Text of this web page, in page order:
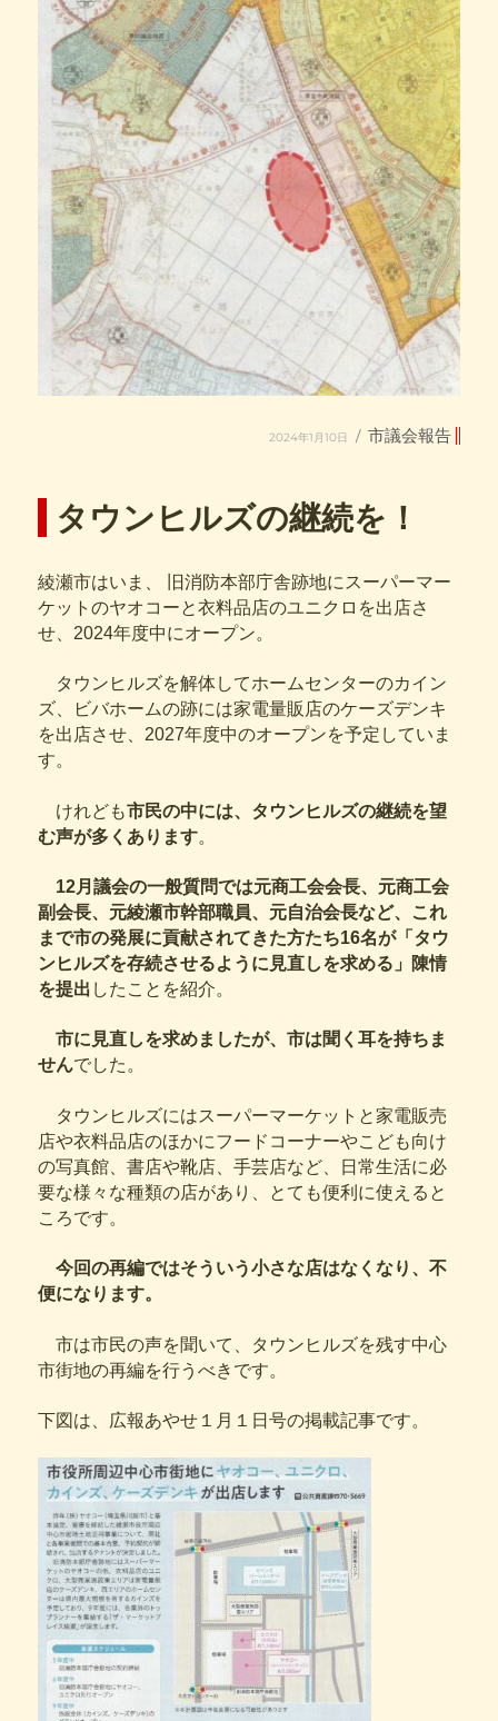
投
稿
2024年1月10日
カ
テ
市議会報告
タウンヒルズの継続を！
綾瀬市はいま、 旧消防本部庁舎跡地にスーパーマー
ケットのヤオコーと衣料品店のユニクロを出店さ
せ、2024年度中にオープン。
タウンヒルズを解体してホームセンターのカイン
ズ、ビバホームの跡には家電量販店のケーズデンキ
を出店させ、2027年度中のオープンを予定していま
す。
けれども市民の中には、タウンヒルズの継続を望
む声が多くあります。
12月議会の一般質問では元商工会会長、元商工会
副会長、 元綾瀬市幹部職員、元自治会長など、これ
まで市の発展に貢献されてきた方たち16名が「 タウ
ンヒルズを存続させるように 見直しを求める」陳情
を提出 したことを紹介。
市に見直しを求めましたが、市は聞く耳を持ちま
せんでした。
タウンヒルズにはスーパーマーケットと家電販売
店や衣料品店のほかにフードコーナーやこども向け
の写真館、書店や靴店、手芸店など、日常生活に必
要な様々な種類の店があり、とても便利に使えると
ころです。
今回の再編ではそういう小さな店はなくなり、不
便になります。
市は市民の声を聞いて、タウンヒルズを残す中心
市街地の再編を行うべきです。
下図は、広報あやせ１月１日号の掲載記事です。